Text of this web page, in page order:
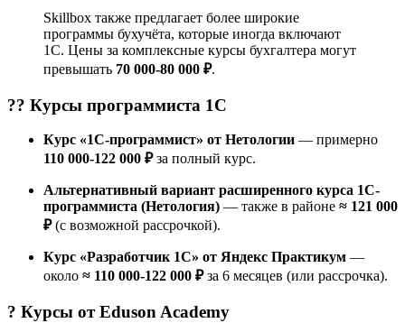
Skillbox также предлагает более широкие
программы бухучёта, которые иногда включают
1С. Цены за комплексные курсы бухгалтера могут
превышать 70 000-80 000 ₽.
?‍? Курсы программиста 1С
Курс «1С-программист» от Нетологии — примерно
110 000-122 000 ₽за полный курс.
Альтернативный вариант расширенного курса 1С-
программиста (Нетология) — также в районе ≈ 121 000
₽(с возможной рассрочкой).
Курс «Разработчик 1C» от Яндекс Практикум —
около ≈ 110 000-122 000 ₽за 6 месяцев (или рассрочка).
? Курсы отEduson Academy